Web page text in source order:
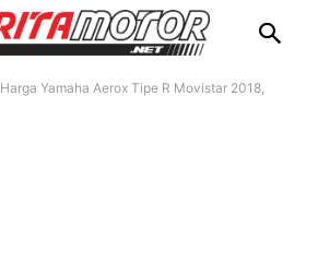
Harga Yamaha Aerox Tipe R Movistar 2018,